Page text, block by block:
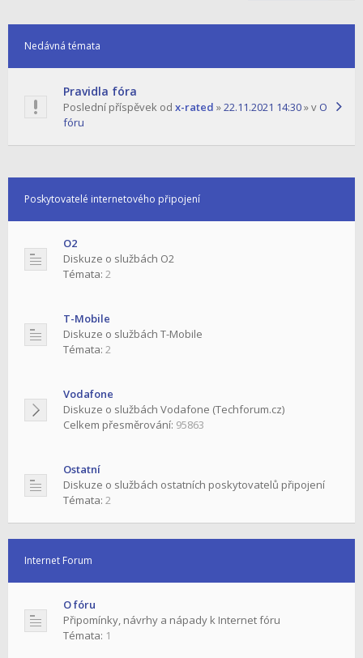
Nedávná témata
Pravidla fóra
Poslední příspěvek od x-rated »22.11.2021 14:30» v O
fóru
Poskytovatelé internetového připojení
O2
Diskuze o službách O2
Témata: 2
T-Mobile
Diskuze o službách T-Mobile
Témata: 2
Vodafone
Diskuze o službách Vodafone (Techforum.cz)
Celkem přesměrování: 95863
Ostatní
Diskuze o službách ostatních poskytovatelů připojení
Témata: 2
Internet Forum
O fóru
Připomínky, návrhy a nápady k Internet fóru
Témata: 1